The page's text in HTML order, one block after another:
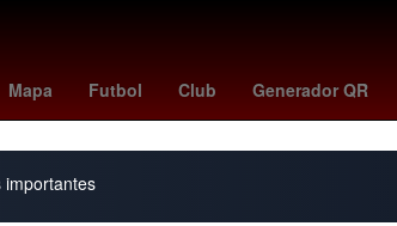
Mapa Futbol Club Generador QR
27 de marzo Juventus de Turín
importantes